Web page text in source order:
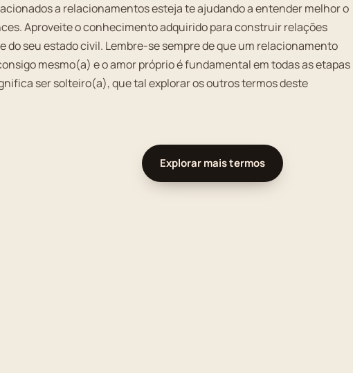
a relacionamentos esteja te ajudando a entender melhor o
Aproveite o conhecimento adquirido para construir relações
do seu estado civil. Lembre-se sempre de que um relacionamento
mesmo(a) e o amor próprio é fundamental em todas as etapas
ser solteiro(a), que tal explorar os outros termos deste
Explorar mais termos